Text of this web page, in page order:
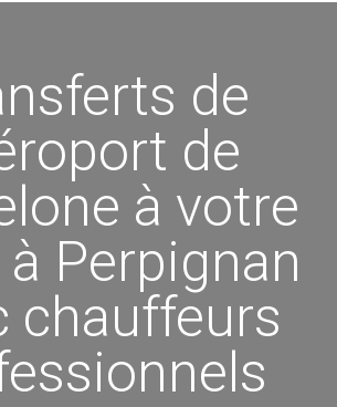
de
de
à votre
Perpignan
chauffeurs